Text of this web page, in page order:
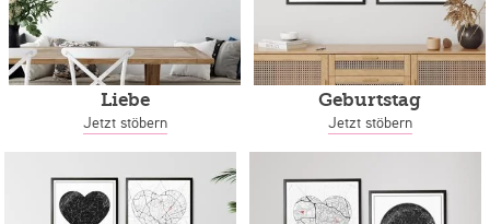
Liebe
Jetzt stöbern
Geburtstag
Jetzt stöbern